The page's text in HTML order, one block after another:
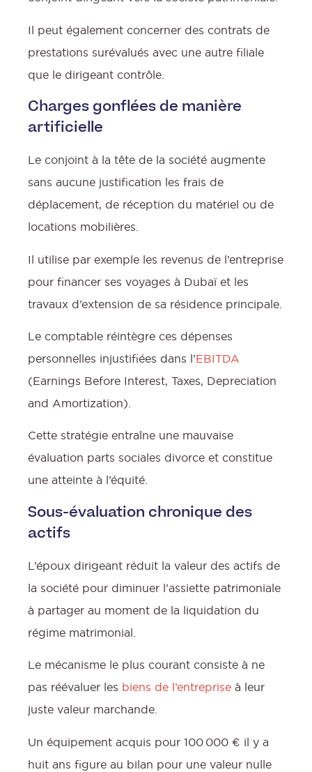
Il peut également concerner des contrats de
prestations surévalués avec une autre filiale
que le dirigeant contrôle.
Charges gonflées de manière
artificielle
Le conjoint à la tête de la société augmente
sans aucune justification les frais de
déplacement, de réception du matériel ou de
locations mobilières.
Il utilise par exemple les revenus de l’entreprise
pour financer ses voyages à Dubaï et les
travaux d’extension de sa résidence principale.
Le comptable réintègre ces dépenses
personnelles injustifiées dans l’EBITDA
(Earnings Before Interest, Taxes, Depreciation
and Amortization).
Cette stratégie entraîne une mauvaise
évaluation parts sociales divorce et constitue
une atteinte à l’équité.
Sous-évaluation chronique des
actifs
L’époux dirigeant réduit la valeur des actifs de
la société pour diminuer l’assiette patrimoniale
à partager au moment de la liquidation du
régime matrimonial.
Le mécanisme le plus courant consiste à ne
pas réévaluer les biens de l’entreprise à leur
juste valeur marchande.
Un équipement acquis pour 100 000 € il y a
huit ans figure au bilan pour une valeur nulle